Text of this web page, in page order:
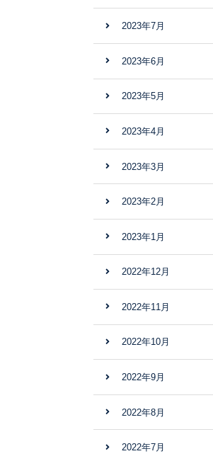
2023年7月
2023年6月
2023年5月
2023年4月
2023年3月
2023年2月
2023年1月
2022年12月
2022年11月
2022年10月
2022年9月
2022年8月
2022年7月